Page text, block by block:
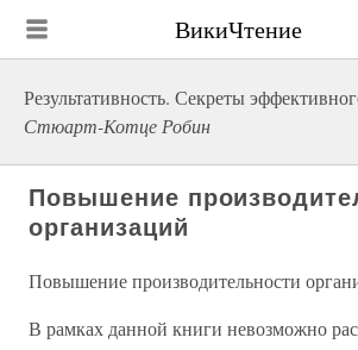
ВикиЧтение
Результативность. Секреты
Стюарт-Котце Робин
Повышение
организаций
Повышение производительности
В рамках данной книги невозможно